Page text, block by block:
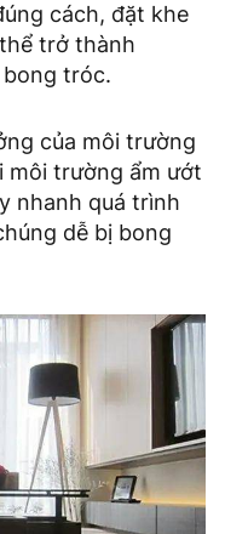
cách, đặt khe
trở thành
bong tróc.
của môi trường
môi trường ẩm ướt
nhanh quá trình
dễ bị bong